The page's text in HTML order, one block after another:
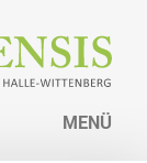
MENÜ